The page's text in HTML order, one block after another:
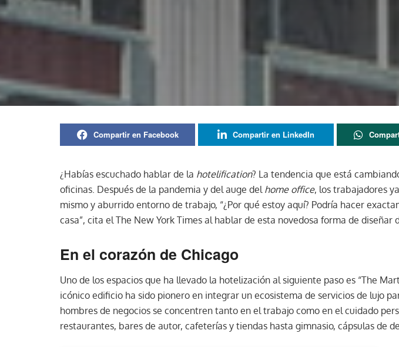
Compartir en Facebook Compartir en LinkedIn
¿Habías escuchado hablar de la hotelification? La tendencia que está
oficinas. Después de la pandemia y del auge del home office, los trabajadores
mismo y aburrido entorno de trabajo, “¿Por qué estoy aquí? Podría hacer
casa”, cita el The New York Times al hablar de esta novedosa forma de diseñar
En el corazón de Chicago
Uno de los espacios que ha llevado la hotelización al siguiente paso es “The
icónico edificio ha sido pionero en integrar un ecosistema de servicios de lujo
hombres de negocios se concentren tanto en el trabajo como en el cuidado
restaurantes, bares de autor, cafeterías y tiendas hasta gimnasio, cápsulas de